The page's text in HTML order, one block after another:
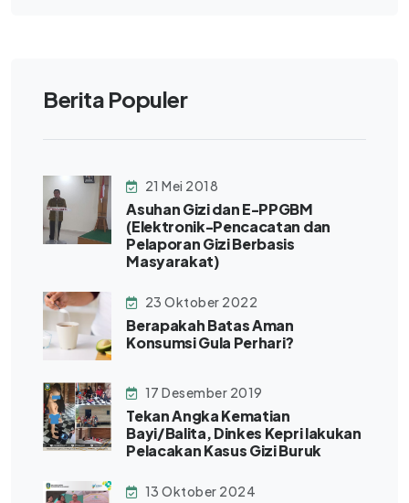
Berita Populer
21 Mei 2018
Asuhan Gizi dan E-PPGBM
(Elektronik-Pencacatan dan
Pelaporan Gizi Berbasis
Masyarakat)
23 Oktober 2022
Berapakah Batas Aman
Konsumsi Gula Perhari?
17 Desember 2019
Tekan Angka Kematian
Bayi/Balita, Dinkes Kepri lakukan
Pelacakan Kasus Gizi Buruk
13 Oktober 2024